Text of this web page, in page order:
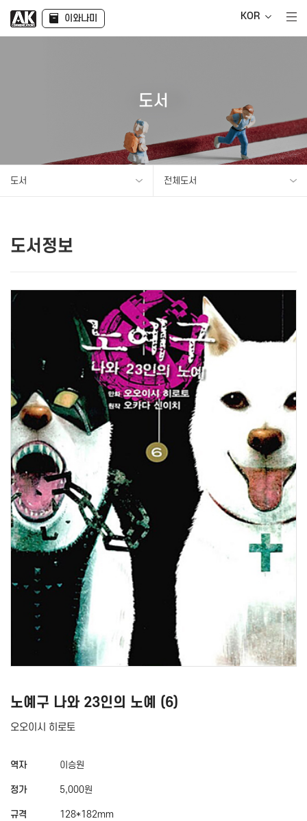
이와나미 KOR
도서
도서 전체도서
도서정보
노예구 나와 23인의 노예 (6)
오오이시 히로토
역자 이승원
정가 5,000원
규격 128*182mm